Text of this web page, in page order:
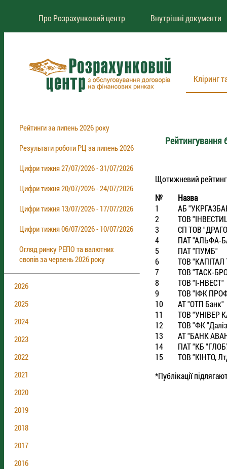
Про Розрахунковий центр Внутрішні документи
Кліринг
Рейтинги за липень 2026 року
Результати роботи РЦ за липень 2026
Цифри тижня 27/07/2026 - 31/07/2026
Цифри тижня 20/07/2026 - 24/07/2026
Цифри тижня 13/07/2026 - 17/07/2026
Цифри тижня 06/07/2026 - 10/07/2026
Огляд ринку РЕПО та валютних
свопів за червень 2026 року
2026
2025
2024
2023
2022
2021
2020
2019
2018
2017
2016
Рейтингування
Щотижневий рейтинг
№
Назва
1
АБ
2
ТОВ
3
СП ТОВ
4
ПАТ "АЛЬФА-
5
ПАТ "ПУМБ"
6
ТОВ "КАПIТАЛ
7
ТОВ "ТАСК-
8
ТОВ "I-НВЕСТ"
9
ТОВ "IФК
10
АТ "ОТП Банк"
11
ТОВ "УНIВЕР
12
ТОВ "ФК
13
АТ "БАНК
14
ПАТ "КБ
15
ТОВ "КIНТО,
*Публікації